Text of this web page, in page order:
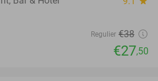
Regulier €38
€27,50